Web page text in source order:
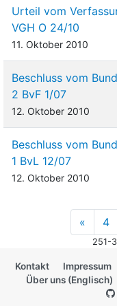
Urteil vom
VGH O 24/10
11. Oktober 2010
Beschluss vom
2 BvF 1/07
12. Oktober 2010
Beschluss vom
1 BvL 12/07
12. Oktober 2010
« 4
251-
Kontakt Impressum
Über uns (Englisch)